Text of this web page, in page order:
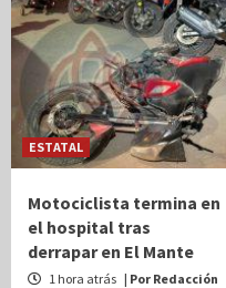
ESTATAL
Motociclista termina en
el hospital tras
derrapar en El Mante
1 hora atrás | Por Redacción